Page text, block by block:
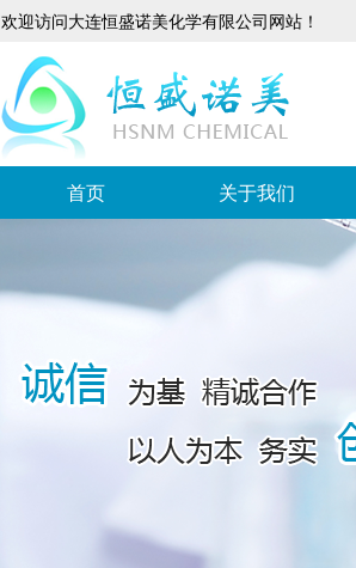
欢迎访问大连恒盛诺美化学有限公司网站！
首页 关于我们